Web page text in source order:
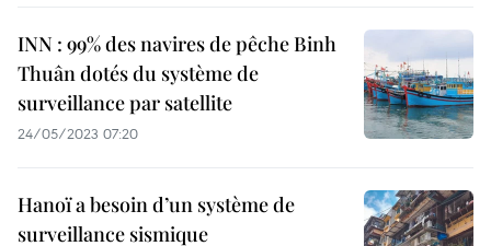
INN : 99% des navires de pêche Binh
Thuân dotés du système de
surveillance par satellite
24/05/2023 07:20
Hanoï a besoin d’un système de
surveillance sismique